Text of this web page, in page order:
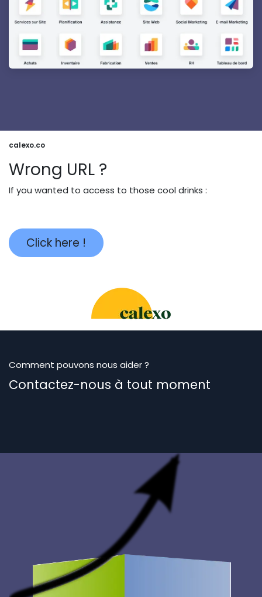
calexo.co
Wrong URL ?
If you wanted to access to those cool drinks :
Click here !
Comment pouvons nous aider ?
Contactez-nous à tout moment